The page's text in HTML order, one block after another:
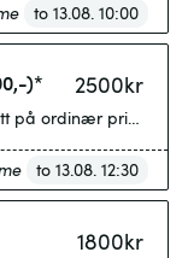
to 13.08. 10:00
)* 2500kr
på ordinær pris etter
to 13.08. 12:30
1800kr